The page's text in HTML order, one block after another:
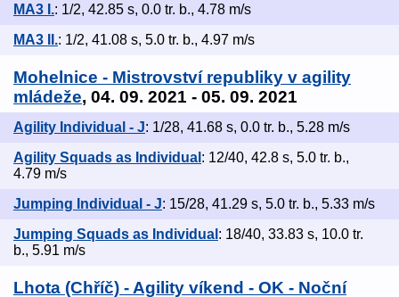
MA3 I.: 1/2, 42.85 s, 0.0 tr. b., 4.78 m/s
MA3 II.: 1/2, 41.08 s, 5.0 tr. b., 4.97 m/s
Mohelnice - Mistrovství republiky v agility
mládeže, 04. 09. 2021 - 05. 09. 2021
Agility Individual - J: 1/28, 41.68 s, 0.0 tr. b., 5.28 m/s
Agility Squads as Individual : 12/40, 42.8 s, 5.0 tr. b.,
4.79 m/s
Jumping Individual - J: 15/28, 41.29 s, 5.0 tr. b., 5.33 m/s
Jumping Squads as Individual : 18/40, 33.83 s, 10.0 tr.
b., 5.91 m/s
Lhota (Chříč) - Agility víkend - OK - Noční